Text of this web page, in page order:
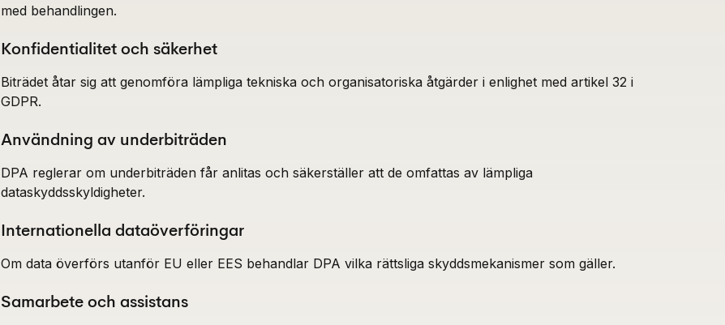
med behandlingen.
Konfidentialitet och säkerhet
Biträdet åtar sig att genomföra lämpliga tekniska och organisatoriska åtgärder i enlighet med artikel 32 i
GDPR.
Användning av underbiträden
DPA reglerar om underbiträden får anlitas och säkerställer att de omfattas av lämpliga
dataskyddsskyldigheter.
Internationella dataöverföringar
Om data överförs utanför EU eller EES behandlar DPA vilka rättsliga skyddsmekanismer som gäller.
Samarbete och assistans